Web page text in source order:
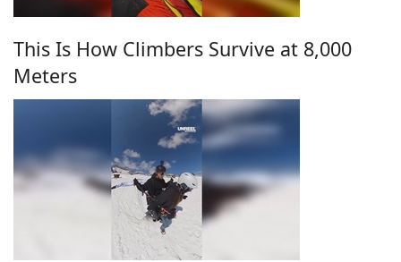
This Is How Climbers Survive at 8,000
Meters